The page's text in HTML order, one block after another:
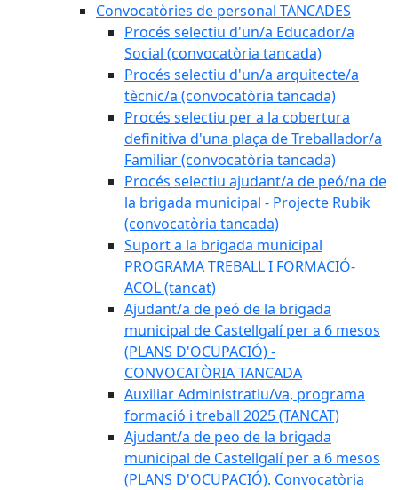
Convocatòries de personal TANCADES
Procés selectiu d'un/a Educador/a
Social (convocatòria tancada)
Procés selectiu d'un/a arquitecte/a
tècnic/a (convocatòria tancada)
Procés selectiu per a la cobertura
definitiva d'una plaça de Treballador/a
Familiar (convocatòria tancada)
Procés selectiu ajudant/a de peó/na de
la brigada municipal - Projecte Rubik
(convocatòria tancada)
Suport a la brigada municipal
PROGRAMA TREBALL I FORMACIÓ-
ACOL (tancat)
Ajudant/a de peó de la brigada
municipal de Castellgalí per a 6 mesos
(PLANS D'OCUPACIÓ) -
CONVOCATÒRIA TANCADA
Auxiliar Administratiu/va, programa
formació i treball 2025 (TANCAT)
Ajudant/a de peo de la brigada
municipal de Castellgalí per a 6 mesos
(PLANS D'OCUPACIÓ). Convocatòria